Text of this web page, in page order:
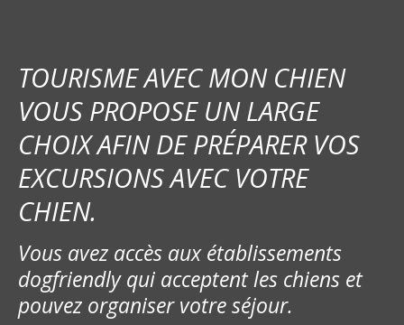
TOURISME AVEC MON CHIEN
VOUS PROPOSE UN LARGE
CHOIX AFIN DE PRÉPARER VOS
EXCURSIONS AVEC VOTRE
CHIEN.
Vous avez accès aux établissements
dogfriendly qui acceptent les chiens et
pouvez organiser votre séjour.